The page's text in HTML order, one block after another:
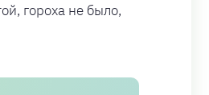
гороха не было,